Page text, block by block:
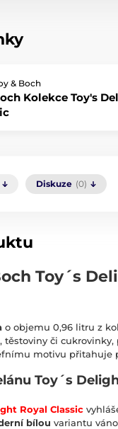
& Boch
Kolekce Toy's
Diskuze (0)
Toy´s
o objemu 0,96 litru z
těstoviny či
motivu přitahuje
Toy´s
Royal Classic
bílou variantu